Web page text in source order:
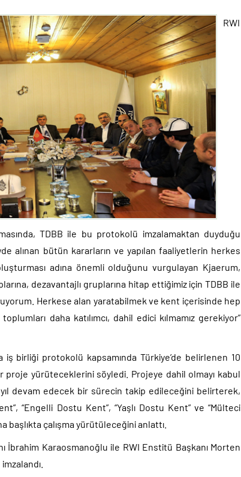
RWI
TDBB ile bu protokolü imzalamaktan duyduğu
alınan bütün kararların ve yapılan faaliyetlerin herkes
adına önemli olduğunu vurgulayan Kjaerum,
dezavantajlı gruplarına hitap ettiğimiz için TDBB ile
Herkese alan yaratabilmek ve kent içerisinde hep
daha katılımcı, dahil edici kılmamız gerekiyor”
birliği protokolü kapsamında Türkiye’de belirlenen 10
proje yürüteceklerini söyledi. Projeye dahil olmayı kabul
devam edecek bir sürecin takip edileceğini belirterek,
“Engelli Dostu Kent”, “Yaşlı Dostu Kent” ve “Mülteci
başlıkta çalışma yürütüleceğini anlattı.
İbrahim Karaosmanoğlu ile RWI Enstitü Başkanı Morten